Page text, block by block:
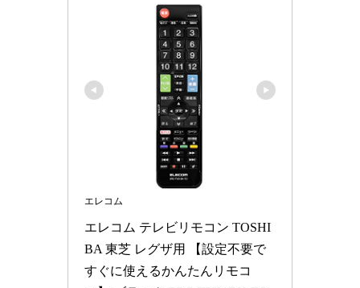
エレコム
エレコム テレビリモコン TOSHI
BA 東芝 レグザ用 【設定不要で
すぐに使えるかんたんリモコ